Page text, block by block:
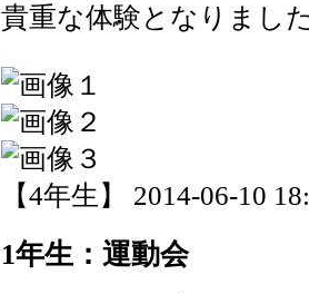
貴重な体験となりまし
【4年生】 2014-06-10
1年生：運動会